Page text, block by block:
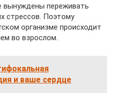
переживать
стрессов. Поэтому
организме происходит
во взрослом.
и ваше сердце